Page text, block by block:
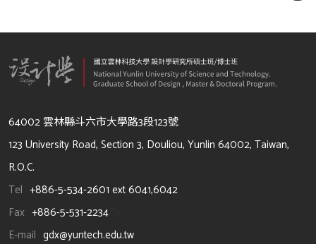
64002 雲林縣斗六市大學路3段123號
123 University Road, Section 3, Douliou, Yunlin 64002, Taiwan,
R.O.C.
Tel +886-5-534-2601 ext 6041,6042
Fax +886-5-531-2234
E-mail gdx@yuntech.edu.tw